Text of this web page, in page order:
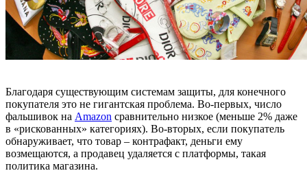
Благодаря существующим системам защиты, для конечного
покупателя это не гигантская проблема. Во-первых, число
фальшивок на Amazon сравнительно низкое (меньше 2% даже
в «рискованных» категориях). Во-вторых, если покупатель
обнаруживает, что товар – контрафакт, деньги ему
возмещаются, а продавец удаляется с платформы, такая
политика магазина.